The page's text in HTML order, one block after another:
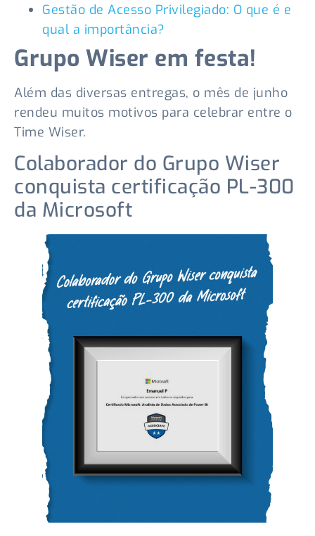
Gestão de Acesso Privilegiado: O que é e
qual a importância?
Grupo Wiser em festa!
Além das diversas entregas, o mês de junho
rendeu muitos motivos para celebrar entre o
Time Wiser.
Colaborador do Grupo Wiser
conquista certificação PL-300
da Microsoft